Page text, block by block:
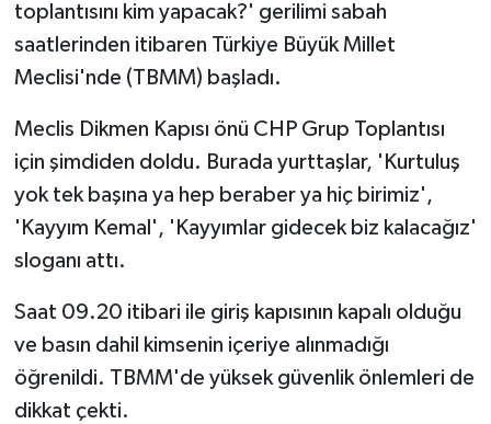
toplantısını kim yapacak?' gerilimi sabah
saatlerinden itibaren Türkiye Büyük Millet
Meclisi'nde (TBMM) başladı.
Meclis Dikmen Kapısı önü CHP Grup Toplantısı
için şimdiden doldu. Burada yurttaşlar, 'Kurtuluş
yok tek başına ya hep beraber ya hiç birimiz',
'Kayyım Kemal', 'Kayyımlar gidecek biz kalacağız'
sloganı attı.
Saat 09.20 itibari ile giriş kapısının kapalı olduğu
ve basın dahil kimsenin içeriye alınmadığı
öğrenildi. TBMM'de yüksek güvenlik önlemleri de
dikkat çekti.